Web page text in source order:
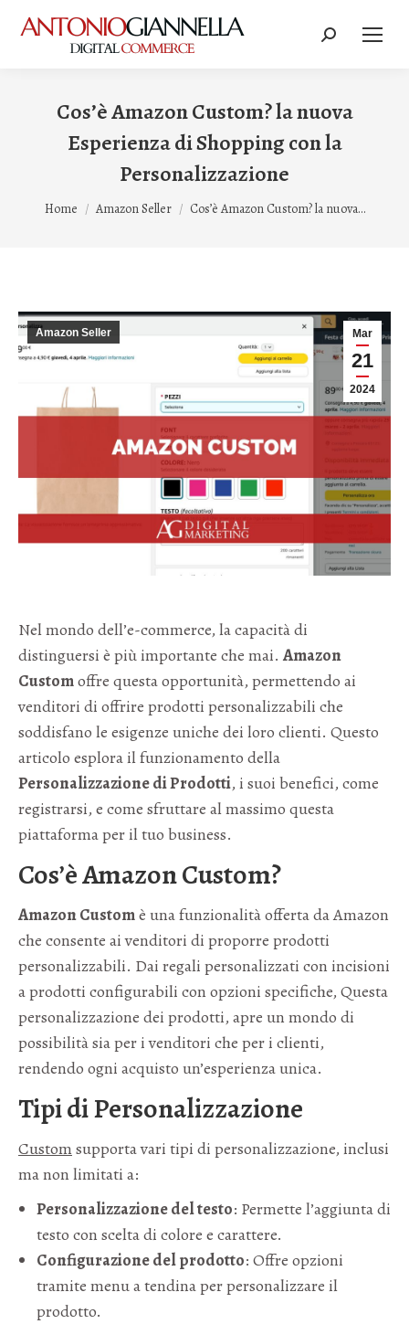
Cerca:
Cos’è Amazon Custom? la nuova
Esperienza di Shopping con la
Personalizzazione
Tu sei qui:
Home Amazon Seller Cos’è Amazon Custom? la nuova…
Mar
21
2024
Amazon Seller
Nel mondo dell’e-commerce, la capacità di
distinguersi è più importante che mai.Amazon
Customoffre questa opportunità, permettendo ai
venditori di offrire prodotti personalizzabili che
soddisfano le esigenze uniche dei loro clienti. Questo
articolo esplora il funzionamento della
Personalizzazione di Prodotti, i suoi benefici, come
registrarsi, e come sfruttare al massimo questa
piattaforma per il tuo business.
Cos’è Amazon Custom?
Amazon Customè una funzionalità offerta da Amazon
che consente ai venditori di proporre prodotti
personalizzabili. Dai regali personalizzati con incisioni
a prodotti configurabili con opzioni specifiche, Questa
personalizzazione dei prodotti, apre un mondo di
possibilità sia per i venditori che per i clienti,
rendendo ogni acquisto un’esperienza unica.
Tipi di Personalizzazione
Customsupporta vari tipi di personalizzazione, inclusi
ma non limitati a:
Personalizzazione del testo: Permette l’aggiunta di
testo con scelta di colore e carattere.
Configurazione del prodotto: Offre opzioni
tramite menu a tendina per personalizzare il
prodotto.